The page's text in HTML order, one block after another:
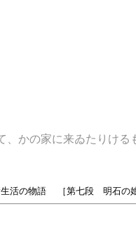
かの家に来ゐたりける
の物語 ［第七段 明石の